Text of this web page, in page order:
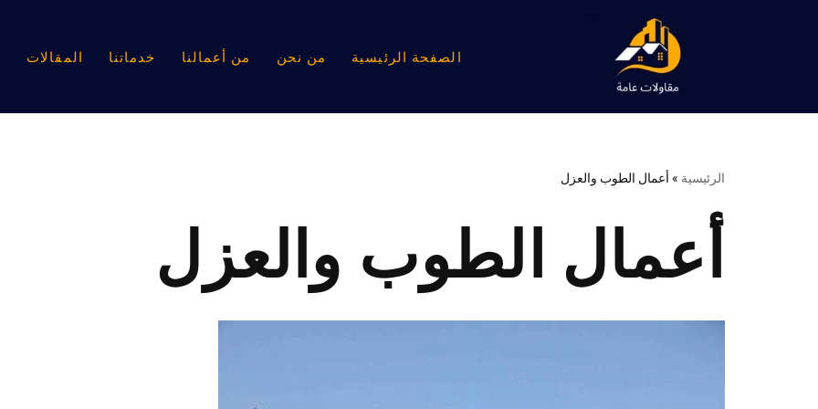
الصفحة الرئيسية من نحن من أعمالنا خدماتنا المقالات
الرئيسية » أعمال الطوب والعزل
أعمال الطوب والعزل